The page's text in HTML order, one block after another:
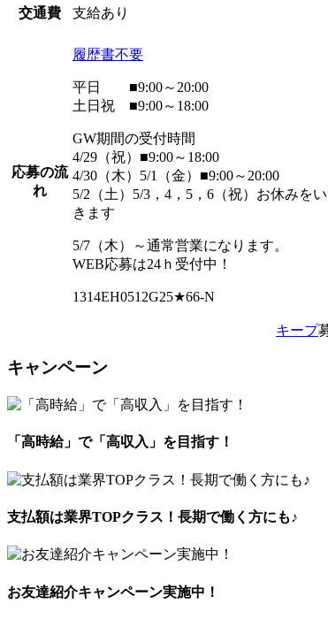
交通費 支給あり
応募の流
れ
履歴書不要
平日 ■9:00～20:00
土日祝 ■9:00～18:00
GW期間の受付時間
4/29（祝）■9:00～18:00
4/30（木）5/1（金）■9:00～20:00
5/2（土）5/3，4，5，6（祝）お休みを
きます
5/7（木）～通常営業になります。
WEB応募は24ｈ受付中！
1314EH0512G25★66-N
キープ
キャンペーン
「高時給」で「高収入」を目指す！
支払額は業界TOPクラス！長期で働く方にも♪
お友達紹介キャンペーン実施中！